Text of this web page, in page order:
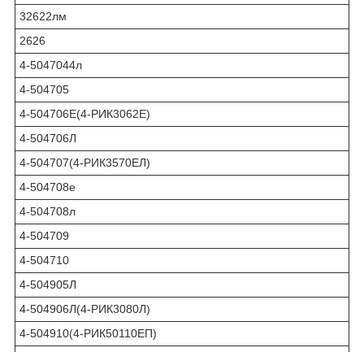
32622лм
2626
4-5047044л
4-504705
4-504706Е(4-РИК3062Е)
4-504706Л
4-504707(4-РИК3570ЕЛ)
4-504708е
4-504708л
4-504709
4-504710
4-504905Л
4-504906Л(4-РИК3080Л)
4-504910(4-РИК50110ЕП)